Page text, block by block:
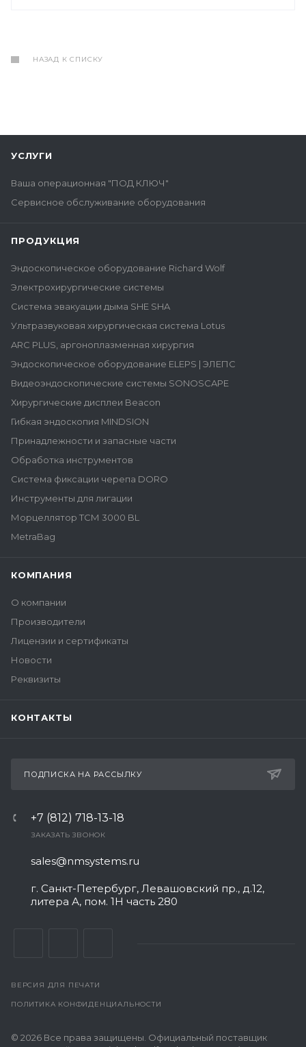
НАЗАД К СПИСКУ
УСЛУГИ
Ваша операционная "ПОД КЛЮЧ"
Сервисное обслуживание оборудования
ПРОДУКЦИЯ
Эндоскопическое оборудование Richard Wolf
Электрохирургические системы
Система эвакуации дыма SHE SHA
Ультразвуковая хирургическая система Lotus
ARC PLUS, аргоноплазменная хирургия
Эндоскопическое оборудование ELEPS | ЭЛЕПС
Видеоэндоскопические системы SONOSCAPE
Хирургические дисплеи Beacon
Гибкая эндоскопия MINDSION
Принадлежности и запасные части
Обработка инструментов
Система фиксации черепа DORO
Инструменты для лигации
Морцеллятор ТСМ 3000 BL
MetraBag
КОМПАНИЯ
О компании
Производители
Лицензии и сертификаты
Новости
Реквизиты
КОНТАКТЫ
ПОДПИСКА НА РАССЫЛКУ
+7 (812) 718-13-18
ЗАКАЗАТЬ ЗВОНОК
sales@nmsystems.ru
г. Санкт-Петербург, Левашовский пр., д.12,
литера А, пом. 1Н часть 280
ВЕРСИЯ ДЛЯ ПЕЧАТИ
ПОЛИТИКА КОНФИДЕНЦИАЛЬНОСТИ
© 2026 Все права защищены. Официальный поставщик